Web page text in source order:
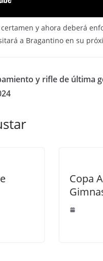
y ahora deberá
a Bragantino en su
y rifle de última
Copa